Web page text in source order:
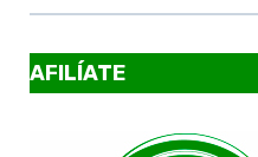
AFILÍATE